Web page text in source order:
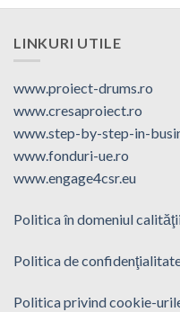
LINKURI UTILE
www.proiect-drums.ro
www.cresaproiect.ro
www.step-by-step-in-
www.fonduri-ue.ro
www.engage4csr.eu
Politica în domeniul
Politica de
Politica privind cookie-